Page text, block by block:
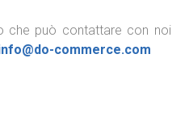
che può contattare con noi
commerce.com